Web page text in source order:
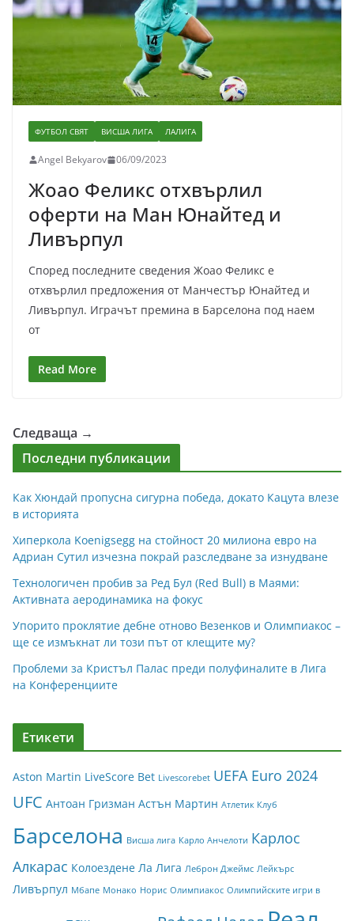
ФУТБОЛ СВЯТ ВИСША ЛИГА ЛАЛИГА
Angel Bekyarov 06/09/2023
Жоао Феликс отхвърлил
оферти на Ман Юнайтед и
Ливърпул
Според последните сведения Жоао Феликс е
отхвърлил предложения от Манчестър Юнайтед и
Ливърпул. Играчът премина в Барселона под наем
от
Read More
Следваща →
Последни публикации
Как Хюндай пропусна сигурна победа, докато Кацута влезе
в историята
Хиперкола Koenigsegg на стойност 20 милиона евро на
Адриан Сутил изчезна покрай разследване за изнудване
Технологичен пробив за Ред Бул (Red Bull) в Маями:
Активната аеродинамика на фокус
Упорито проклятие дебне отново Везенков и Олимпиакос –
ще се измъкнат ли този път от клещите му?
Проблеми за Кристъл Палас преди полуфиналите в Лига
на Конференциите
Етикети
Aston Martin LiveScore Bet Livescorebet UEFA Euro 2024
UFC Антоан Гризман Астън Мартин Атлетик Клуб
Барселона Висша лига Карло Анчелоти Карлос
Алкарас Колоездене Ла Лига Леброн Джеймс Лейкърс
Ливърпул Мбапе Монако Норис Олимпиакос Олимпийските игри в